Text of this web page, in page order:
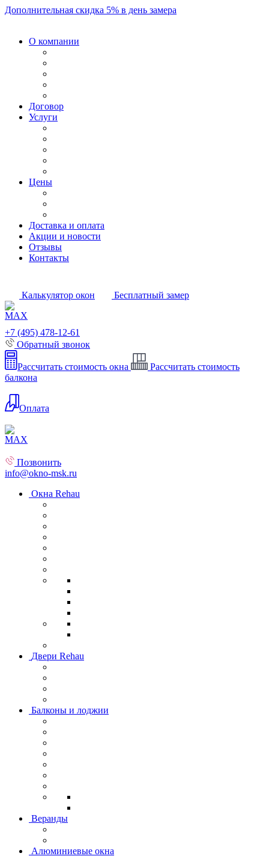
Дополнительная скидка 5% в день замера
О компании
Договор
Услуги
Цены
Доставка и оплата
Акции и новости
Отзывы
Контакты
Калькулятор окон Бесплатный замер
+7 (495) 478-12-61
Обратный звонок
Рассчитать стоимость окна
Рассчитать стоимость
балкона
Оплата
Позвонить
info@okno-msk.ru
Окна Rehau
Двери Rehau
Балконы и лоджии
Веранды
Алюминиевые окна